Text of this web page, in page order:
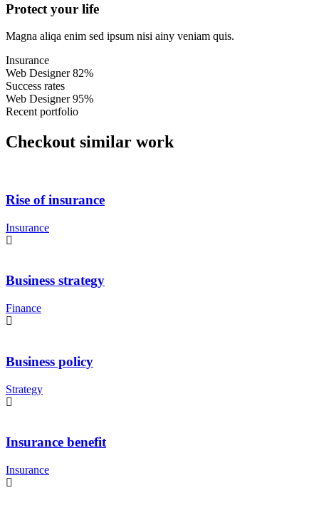
Protect your life
Magna aliqa enim sed ipsum nisi ainy veniam quis.
Insurance
Web Designer 82%
Success rates
Web Designer 95%
Recent portfolio
Checkout similar work
Rise of insurance
Insurance
Business strategy
Finance
Business policy
Strategy
Insurance benefit
Insurance